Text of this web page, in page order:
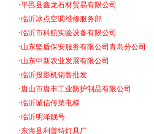
·平邑县鑫龙石材贸易有限公司
·临沂冰点空调维修服务部
·临沂市科航实验设备有限公司
·山东坚盾保安服务有限公司青岛分公司
·山东中新农业发展有限公司
·临沂投影机销售批发
·唐山市唐丰工业防护制品有限公司
·临沂诚信传菜电梯
·临沂明泽靓号
·东海县利普特灯具厂